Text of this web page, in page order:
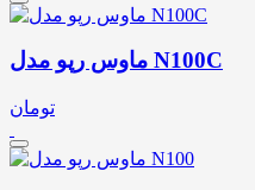
ماوس رپو مدل N100C
تومان